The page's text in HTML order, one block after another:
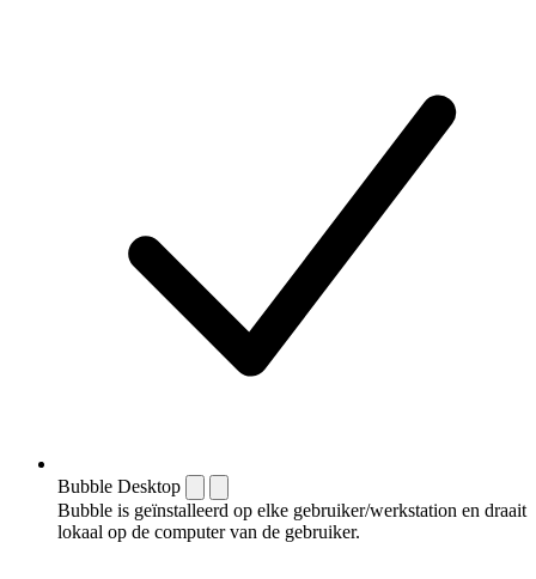
Bubble Desktop
Bubble is geïnstalleerd op elke gebruiker/werkstation en draait
lokaal op de computer van de gebruiker.